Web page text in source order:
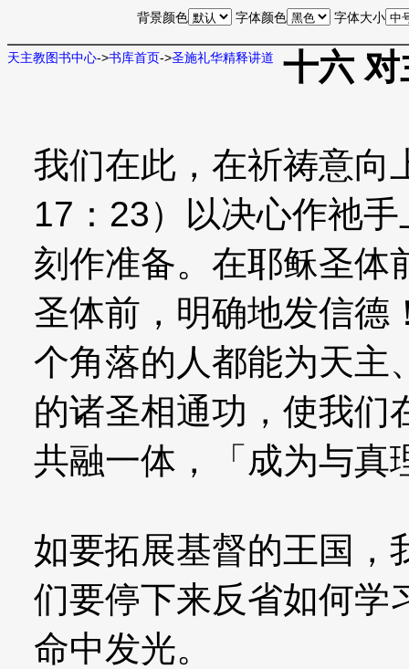
背景颜色 字体颜色 字体大小
天主教图书中心->书库首页->圣施礼华精释讲道 十六
我们在此，在祈祷意向
17：23）以决心作祂
刻作准备。在耶稣圣
圣体前，明确地发信德
个角落的人都能为天主
的诸圣相通功，使我们
共融一体，「成为与真
如要拓展基督的王国，
们要停下来反省如何学
命中发光。